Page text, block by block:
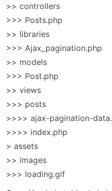
>> controllers
>>> Posts.php
>> libraries
>>> Ajax_pagination.php
>> models
>>> Post.php
>> views
>>> posts
>>>> ajax-pagination-
>>>> index.php
> assets
>> images
>>> loading.gif